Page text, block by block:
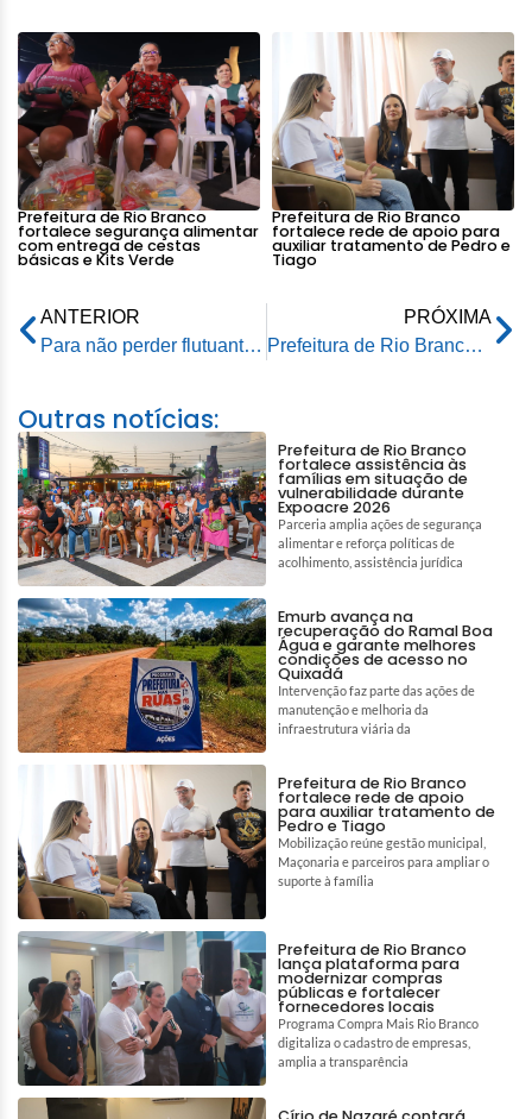
Prefeitura de Rio Branco
fortalece segurança alimentar
com entrega de cestas
básicas e Kits Verde
Prefeitura de Rio Branco
fortalece rede de apoio para
auxiliar tratamento de Pedro e
Tiago
ANTERIOR
Para não perder flutuante Saerb reduz captação de água em Rio Branco por causa de balseiros
PRÓXIMA
Prefeitura de Rio Branco e consulado peruano alinham parceria para que não falte água em caso de novos bloqueios nas rodovias
Outras notícias:
Prefeitura de Rio Branco
fortalece assistência às
famílias em situação de
vulnerabilidade durante
Expoacre 2026
Parceria amplia ações de segurança
alimentar e reforça políticas de
acolhimento, assistência jurídica
Emurb avança na
recuperação do Ramal Boa
Água e garante melhores
condições de acesso no
Quixadá
Intervenção faz parte das ações de
manutenção e melhoria da
infraestrutura viária da
Prefeitura de Rio Branco
fortalece rede de apoio
para auxiliar tratamento de
Pedro e Tiago
Mobilização reúne gestão municipal,
Maçonaria e parceiros para ampliar o
suporte à família
Prefeitura de Rio Branco
lança plataforma para
modernizar compras
públicas e fortalecer
fornecedores locais
Programa Compra Mais Rio Branco
digitaliza o cadastro de empresas,
amplia a transparência